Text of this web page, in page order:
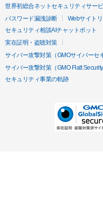
世界初総合ネットセキュリティサー
パスワード漏洩診断
Webサイト
セキュリティ相談AIチャットボット
実在証明・盗聴対策
サイバー攻撃対策（GMOサイバーセ
サイバー攻撃対策（GMO Flatt Security
セキュリティ事業の軌跡